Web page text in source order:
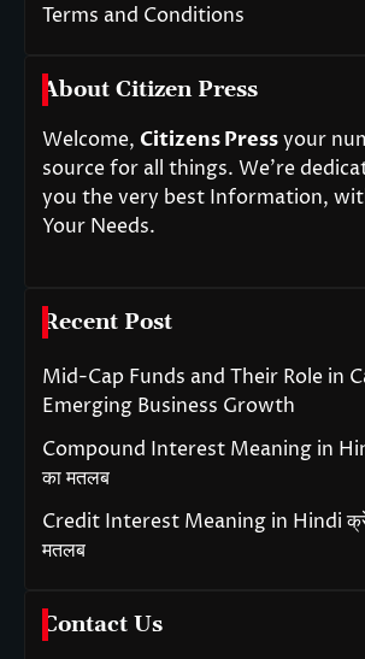
Terms and Conditions
About Citizen Press
Welcome, Citizens Pressyour
source for all things. We’re
you the very best Information,
Your Needs.
Recent Post
Mid-Cap Funds and Their Role in
Emerging Business Growth
Compound Interest Meaning in
का मतलब
Credit Interest Meaning in Hindi
मतलब
Contact Us